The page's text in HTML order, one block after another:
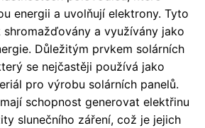
energii a uvolňují elektrony. Tyto
a využívány jako
Důležitým prvkem solárních
se nejčastěji používá jako
pro výrobu solárních panelů.
schopnost generovat elektřinu
slunečního záření, což je jejich